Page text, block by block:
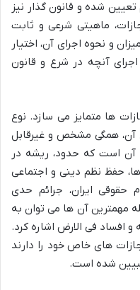
شده و قانون گذار نیز
ماهیتی شرعی و ثابت
و نحوه اجرای آن، اختیار
آنچه در شرع و قانون
ها متمایز می سازد. نوع
آن، همگی مشخص و غیرقابل
آن است که حدود، ریشه در
حفظ نظم دینی و اجتماعی
حقوقی ایران، جرائم حدی
مهمترین آن ها می توان به
و افساد فی الارض اشاره کرد.
های خاص خود را دارند
شده است.